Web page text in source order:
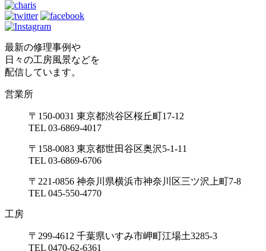
最新の修理事例や
日々の工房風景などを
配信しています。
営業所
〒150-0031 東京都渋谷区桜丘町17-12
TEL 03-6869-4017
〒158-0083 東京都世田谷区奥沢5-1-11
TEL 03-6869-6706
〒221-0856 神奈川県横浜市神奈川区三ツ沢上町7-8
TEL 045-550-4770
工房
〒299-4612 千葉県いすみ市岬町江場土3285-3
TEL 0470-62-6361